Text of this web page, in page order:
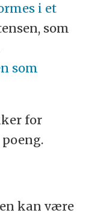
i et
som
som
for
kan være